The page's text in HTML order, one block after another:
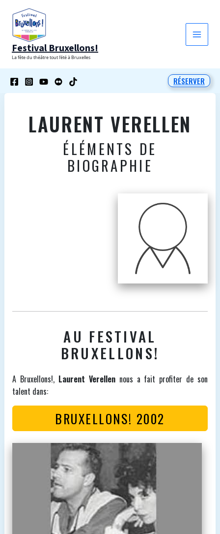
contenu
Festival Bruxellons!
La fête du théâtre tout l'été à Bruxelles
RÉSERVER
LAURENT VERELLEN
ÉLÉMENTS DE
BIOGRAPHIE
AU FESTIVAL
BRUXELLONS!
A Bruxellons!, Laurent Verellennous a fait profiter de son
talent dans:
BRUXELLONS! 2002